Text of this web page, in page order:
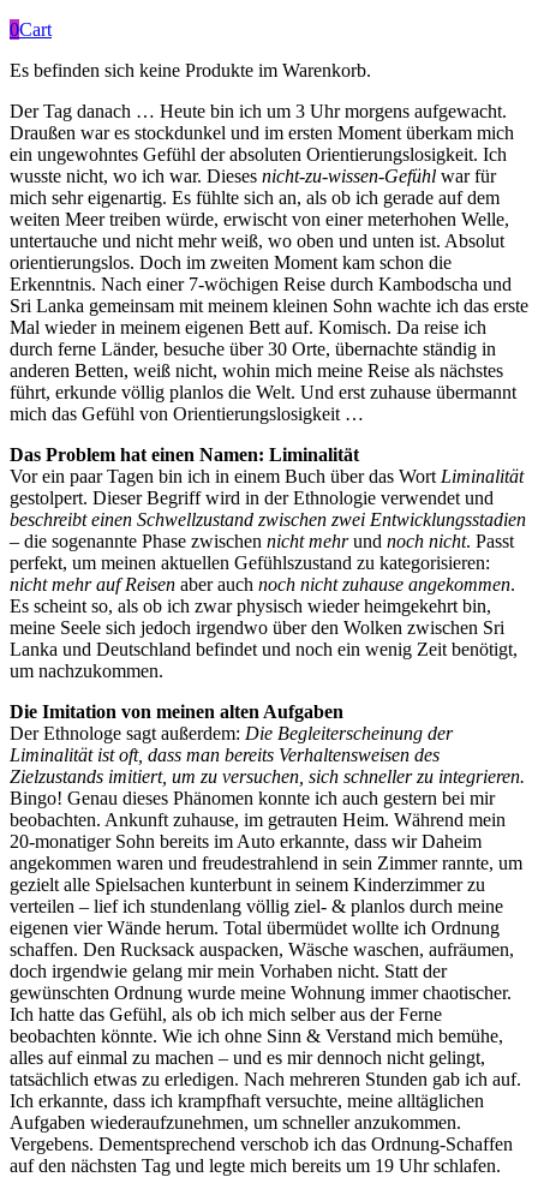
0Cart
Es befinden sich keine Produkte im Warenkorb.
Der Tag danach … Heute bin ich um 3 Uhr morgens aufgewacht.
Draußen war es stockdunkel und im ersten Moment überkam mich
ein ungewohntes Gefühl der absoluten Orientierungslosigkeit. Ich
wusste nicht, wo ich war. Dieses nicht-zu-wissen-Gefühl war für
mich sehr eigenartig. Es fühlte sich an, als ob ich gerade auf dem
weiten Meer treiben würde, erwischt von einer meterhohen Welle,
untertauche und nicht mehr weiß, wo oben und unten ist. Absolut
orientierungslos. Doch im zweiten Moment kam schon die
Erkenntnis. Nach einer 7-wöchigen Reise durch Kambodscha und
Sri Lanka gemeinsam mit meinem kleinen Sohn wachte ich das erste
Mal wieder in meinem eigenen Bett auf. Komisch. Da reise ich
durch ferne Länder, besuche über 30 Orte, übernachte ständig in
anderen Betten, weiß nicht, wohin mich meine Reise als nächstes
führt, erkunde völlig planlos die Welt. Und erst zuhause übermannt
mich das Gefühl von Orientierungslosigkeit …
Das Problem hat einen Namen: Liminalität
Vor ein paar Tagen bin ich in einem Buch über das Wort Liminalität
gestolpert. Dieser Begriff wird in der Ethnologie verwendet und
beschreibt einen Schwellzustand zwischen zwei Entwicklungsstadien
– die sogenannte Phase zwischen nicht mehrund noch nicht. Passt
perfekt, um meinen aktuellen Gefühlszustand zu kategorisieren:
nicht mehr auf Reisen aber auch noch nicht zuhause angekommen.
Es scheint so, als ob ich zwar physisch wieder heimgekehrt bin,
meine Seele sich jedoch irgendwo über den Wolken zwischen Sri
Lanka und Deutschland befindet und noch ein wenig Zeit benötigt,
um nachzukommen.
Die Imitation von meinen alten Aufgaben
Der Ethnologe sagt außerdem: Die Begleiterscheinung der
Liminalität ist oft, dass man bereits Verhaltensweisen des
Zielzustands imitiert, um zu versuchen, sich schneller zu integrieren.
Bingo! Genau dieses Phänomen konnte ich auch gestern bei mir
beobachten. Ankunft zuhause, im getrauten Heim. Während mein
20-monatiger Sohn bereits im Auto erkannte, dass wir Daheim
angekommen waren und freudestrahlend in sein Zimmer rannte, um
gezielt alle Spielsachen kunterbunt in seinem Kinderzimmer zu
verteilen – lief ich stundenlang völlig ziel- & planlos durch meine
eigenen vier Wände herum. Total übermüdet wollte ich Ordnung
schaffen. Den Rucksack auspacken, Wäsche waschen, aufräumen,
doch irgendwie gelang mir mein Vorhaben nicht. Statt der
gewünschten Ordnung wurde meine Wohnung immer chaotischer.
Ich hatte das Gefühl, als ob ich mich selber aus der Ferne
beobachten könnte. Wie ich ohne Sinn & Verstand mich bemühe,
alles auf einmal zu machen – und es mir dennoch nicht gelingt,
tatsächlich etwas zu erledigen. Nach mehreren Stunden gab ich auf.
Ich erkannte, dass ich krampfhaft versuchte, meine alltäglichen
Aufgaben wiederaufzunehmen, um schneller anzukommen.
Vergebens. Dementsprechend verschob ich das Ordnung-Schaffen
auf den nächsten Tag und legte mich bereits um 19 Uhr schlafen.